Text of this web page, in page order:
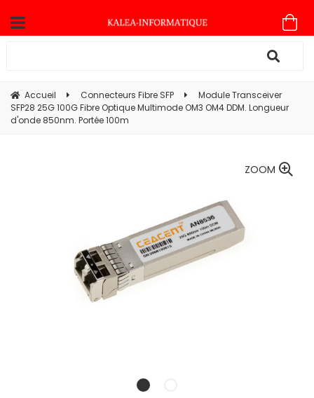
Accueil Connecteurs Fibre SFP
Module Transceiver
SFP28 25G 100G Fibre Optique Multimode OM3 OM4 DDM. Longueur
d'onde 850nm. Portée 100m
ZOOM